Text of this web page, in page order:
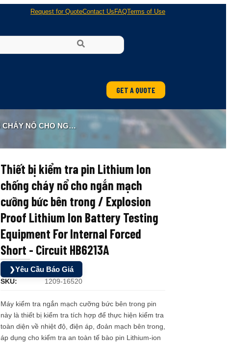
Request for QuoteContact Us FAQTerms of Use
GET A QUOTE
FOR INTERNAL FORCED SHORT - CIRCUIT HB6213A
Thiết bị kiểm tra pin Lithium Ion
chống cháy nổ cho ngắn mạch
cưỡng bức bên trong / Explosion
Proof Lithium Ion Battery Testing
Equipment For Internal Forced
Short - Circuit HB6213A
❯Yêu Cầu Báo Giá
SKU: 1209-16520
Máy kiểm tra ngắn mạch cưỡng bức bên trong pin
này là thiết bị kiểm tra tích hợp để thực hiện kiểm tra
toàn diện về nhiệt độ, điện áp, đoản mạch bên trong,
áp dụng cho kiểm tra an toàn tế bào pin Lithium-ion